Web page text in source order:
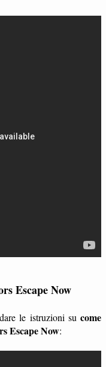
Escape Now
le istruzioni su come
Escape Now: